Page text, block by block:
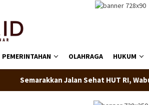
PEMERINTAHAN OLAHRAGA HUKUM
Sehat HUT RI, Wabup Intan Dorong